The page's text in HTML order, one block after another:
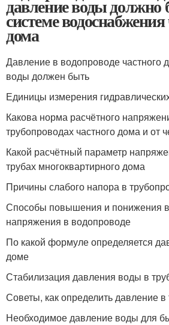
давление воды должно
системе
дома
Давление в водопроводе частного
воды должен быть
Единицы измерения
Какова норма расчётного
трубопроводах частного дома и от
Какой расчётный параметр
трубах многоквартирного дома
Причины слабого напора в
Способы повышения и понижения
напряжения в водопроводе
По какой формуле определяется
доме
Стабилизация давления воды в
Советы, как определить давление в
Необходимое давление воды для